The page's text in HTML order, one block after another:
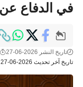
في الدفاع
تاريخ آخر تحديث 2026-06-27 5:07 مساءً
تاريخ النشر 2026-06-27